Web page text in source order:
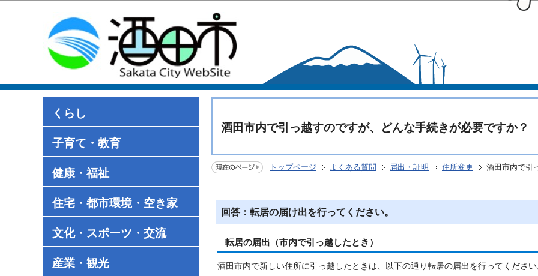
くらし
子育て・教育
健康・福祉
住宅・都市環境・空き家
文化・スポーツ・交流
産業・観光
酒田市内で引っ越すのですが、どんな手続きが必要ですか？
トップページ よくある質問 届出・証明 住所変更 酒田市内で引
回答：転居の届け出を行ってください。
転居の届出（市内で引っ越したとき）
酒田市内で新しい住所に引っ越したときは、以下の通り転居の届出を行ってください